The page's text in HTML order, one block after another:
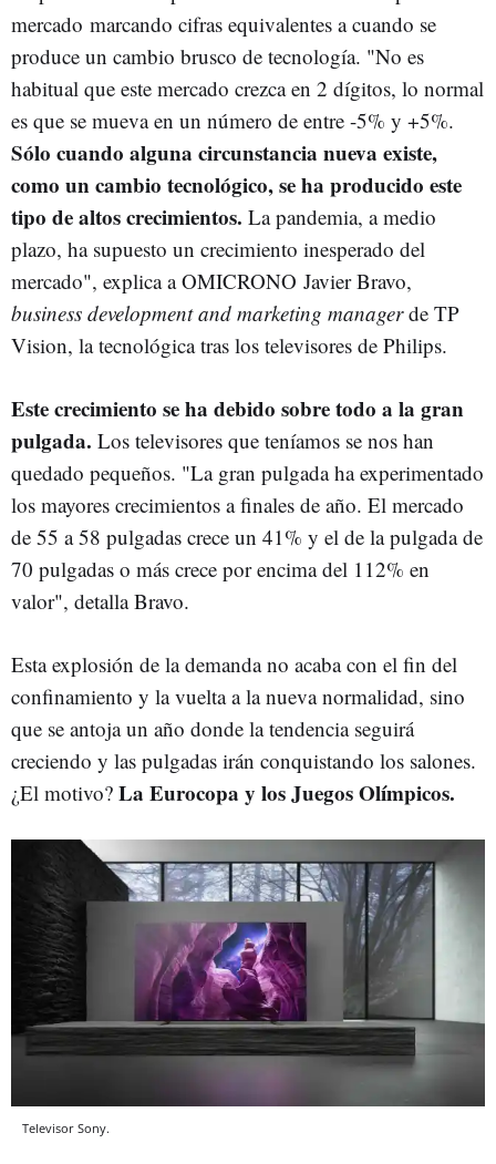
mercado marcando cifras equivalentes a cuando se
produce un cambio brusco de tecnología. "No es
habitual que este mercado crezca en 2 dígitos, lo normal
es que se mueva en un número de entre -5% y +5%.
Sólo cuando alguna circunstancia nueva existe,
como un cambio tecnológico, se ha producido este
tipo de altos crecimientos. La pandemia, a medio
plazo, ha supuesto un crecimiento inesperado del
mercado", explica a OMICRONO Javier Bravo,
business development and marketing managerde TP
Vision, la tecnológica tras los televisores de Philips.
Este crecimiento se ha debido sobre todo a la gran
pulgada. Los televisores que teníamos se nos han
quedado pequeños. "La gran pulgada ha experimentado
los mayores crecimientos a finales de año. El mercado
de 55 a 58 pulgadas crece un 41% y el de la pulgada de
70 pulgadas o más crece por encima del 112% en
valor", detalla Bravo.
Esta explosión de la demanda no acaba con el fin del
confinamiento y la vuelta a la nueva normalidad, sino
que se antoja un año donde la tendencia seguirá
creciendo y las pulgadas irán conquistando los salones.
¿El motivo? La Eurocopa y los Juegos Olímpicos.
Televisor Sony.